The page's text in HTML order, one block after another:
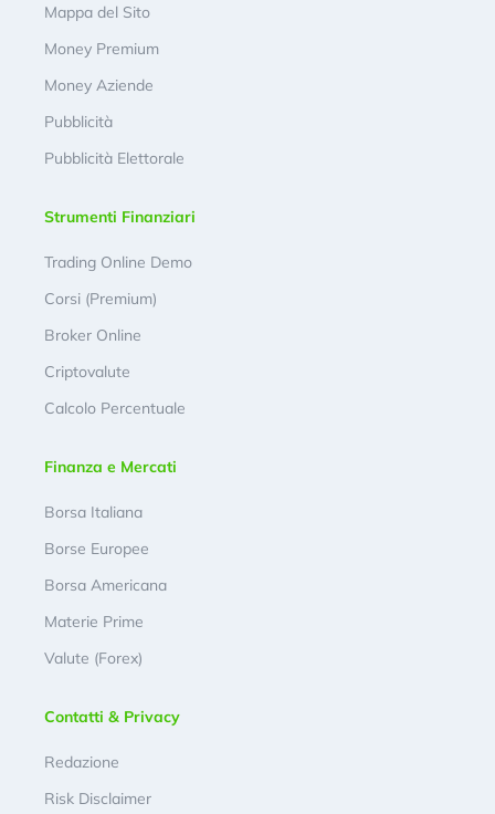
Mappa del Sito
Money Premium
Money Aziende
Pubblicità
Pubblicità Elettorale
Strumenti Finanziari
Trading Online Demo
Corsi (Premium)
Broker Online
Criptovalute
Calcolo Percentuale
Finanza e Mercati
Borsa Italiana
Borse Europee
Borsa Americana
Materie Prime
Valute (Forex)
Contatti & Privacy
Redazione
Risk Disclaimer